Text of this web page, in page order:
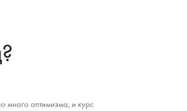
много оптимизма, и курс